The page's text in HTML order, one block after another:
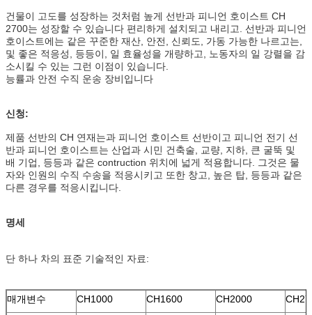
건물이 고도를 성장하는 것처럼 높게 선반과 피니언 호이스트 CH
2700는 성장할 수 있습니다 편리하게 설치되고 내리고. 선반과 피니언
호이스트에는 같은 꾸준한 재산, 안전, 신뢰도, 가동 가능한 나르고는,
및 좋은 적응성, 등등이, 일 효율성을 개량하고, 노동자의 일 강렬을 감
소시킬 수 있는 그런 이점이 있습니다.
능률과 안전 수직 운송 장비입니다
신청:
제품 선반의 CH 연재는과 피니언 호이스트 선반이고 피니언 전기 선
반과 피니언 호이스트는 산업과 시민 건축술, 교량, 지하, 큰 굴뚝 및
배 기업, 등등과 같은 contruction 위치에 넓게 적용합니다. 그것은 물
자와 인원의 수직 수송을 적응시키고 또한 창고, 높은 탑, 등등과 같은
다른 경우를 적응시킵니다.
명세
단 하나 차의 표준 기술적인 자료:
매개변수 CH1000 CH1600 CH2000